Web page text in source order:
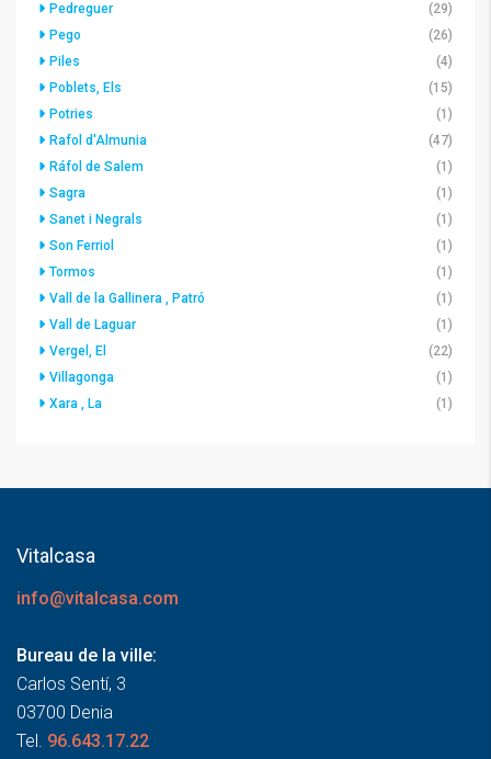
Pedreguer
(29)
Pego
(26)
Piles
(4)
Poblets, Els
(15)
Potries
(1)
Rafol d'Almunia
(47)
Ráfol de Salem
(1)
Sagra
(1)
Sanet i Negrals
(1)
Son Ferriol
(1)
Tormos
(1)
Vall de la Gallinera , Patró
(1)
Vall de Laguar
(1)
Vergel, El
(22)
Villagonga
(1)
Xara , La
(1)
Vitalcasa
info@vitalcasa.com
Bureau de la ville:
Carlos Sentí, 3
03700 Denia
Tel. 96.643.17.22